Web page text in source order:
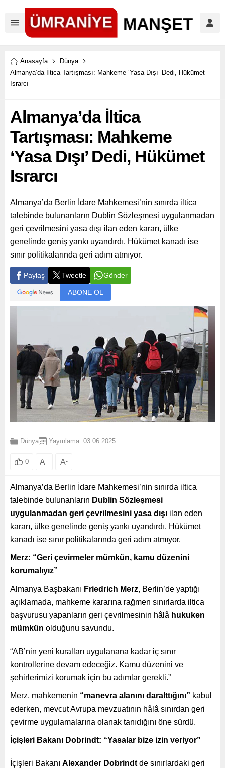
Anasayfa
Dünya
Almanya’da İltica Tartışması: Mahkeme ‘Yasa Dışı’ Dedi, Hükümet
Israrcı
Almanya’da İltica
Tartışması: Mahkeme
‘Yasa Dışı’ Dedi, Hükümet
Israrcı
Almanya’da Berlin İdare Mahkemesi’nin sınırda iltica
talebinde bulunanların Dublin Sözleşmesi uygulanmadan
geri çevrilmesini yasa dışı ilan eden kararı, ülke
genelinde geniş yankı uyandırdı. Hükümet kanadı ise
sınır politikalarında geri adım atmıyor.
Paylaş Tweetle Gönder
ABONE OL
Dünya Yayınlama: 03.06.2025
0 A+ A-
Almanya’da Berlin İdare Mahkemesi’nin sınırda iltica
talebinde bulunanların Dublin Sözleşmesi
uygulanmadan geri çevrilmesini yasa dışı ilan eden
kararı, ülke genelinde geniş yankı uyandırdı. Hükümet
kanadı ise sınır politikalarında geri adım atmıyor.
Merz: “Geri çevirmeler mümkün, kamu düzenini
korumalıyız”
Almanya Başbakanı Friedrich Merz, Berlin’de yaptığı
açıklamada, mahkeme kararına rağmen sınırlarda iltica
başvurusu yapanların geri çevrilmesinin hâlâ hukuken
mümkün olduğunu savundu.
“AB’nin yeni kuralları uygulanana kadar iç sınır
kontrollerine devam edeceğiz. Kamu düzenini ve
şehirlerimizi korumak için bu adımlar gerekli.”
Merz, mahkemenin “manevra alanını daralttığını” kabul
ederken, mevcut Avrupa mevzuatının hâlâ sınırdan geri
çevirme uygulamalarına olanak tanıdığını öne sürdü.
İçişleri Bakanı Dobrindt: “Yasalar bize izin veriyor”
İçişleri Bakanı Alexander Dobrindt de sınırlardaki geri